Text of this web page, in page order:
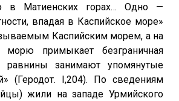
в Матиенских горах… Одно —
впадая в Каспийское море»
Каспийским морем, а на
примыкает безграничная
равнины занимают упомянутые
(Геродот. I,204). По сведениям
жили на западе Урмийского